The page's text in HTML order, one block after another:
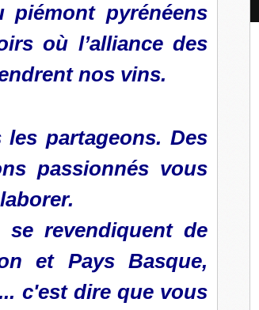
pyrénéens
où l’alliance des
nos vins.
partageons. Des
passionnés vous
revendiquent de
et Pays Basque,
c'est dire que vous